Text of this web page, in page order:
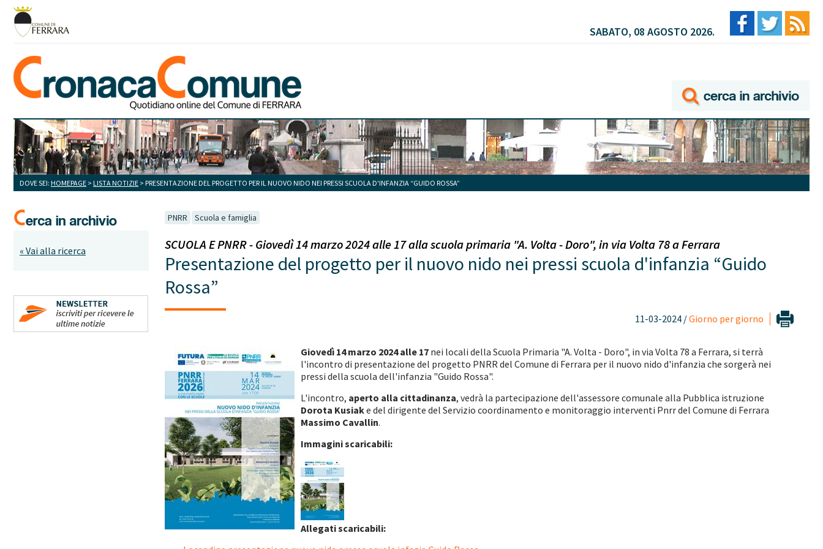
SABATO, 08 AGOSTO 2026.
DOVE SEI: HOMEPAGE > LISTA NOTIZIE > PRESENTAZIONE DEL PROGETTO PER IL NUOVO NIDO NEI PRESSI SCUOLA D'INFANZIA “GUIDO ROSSA”
« Vai alla ricerca
PNRR Scuola e famiglia
SCUOLA E PNRR - Giovedì 14 marzo 2024 alle 17 alla scuola primaria "A. Volta - Doro", in via Volta 78 a Ferrara
Presentazione del progetto per il nuovo nido nei pressi scuola d'infanzia “Guido
Rossa”
11-03-2024 /Giorno per giorno
Giovedì 14 marzo 2024 alle 17 nei locali della Scuola Primaria "A. Volta - Doro", in via Volta 78 a Ferrara, si terrà
l'incontro di presentazione del progetto PNRR del Comune di Ferrara per il nuovo nido d'infanzia che sorgerà nei
pressi della scuola dell'infanzia "Guido Rossa".
L'incontro, aperto alla cittadinanza, vedrà la partecipazione dell'assessore comunale alla Pubblica istruzione
Dorota Kusiake del dirigente del Servizio coordinamento e monitoraggio interventi Pnrr del Comune di Ferrara
Massimo Cavallin.
Immagini scaricabili:
Allegati scaricabili: